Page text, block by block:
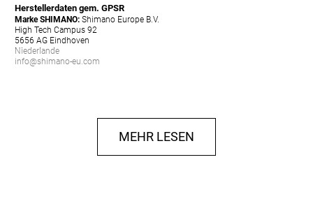
Herstellerdaten gem. GPSR
Marke SHIMANO: Shimano Europe B.V.
High Tech Campus 92
5656 AG Eindhoven
Niederlande
info@shimano-eu.com
MEHR LESEN